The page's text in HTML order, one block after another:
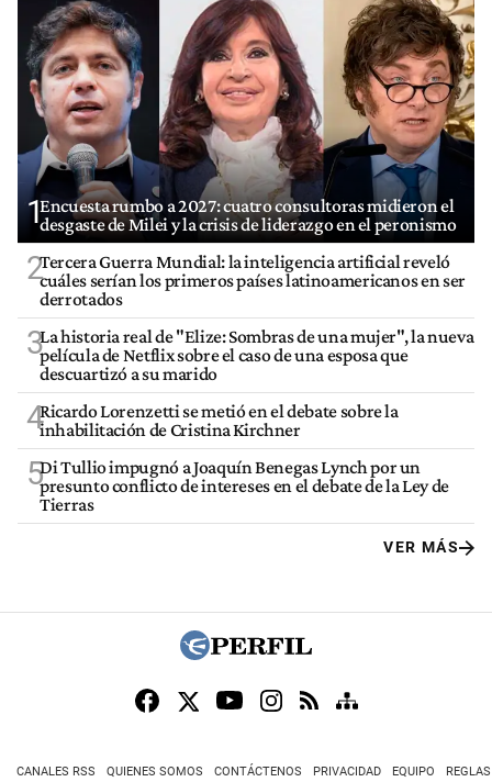
1Encuesta rumbo a 2027: cuatro consultoras midieron el
desgaste de Milei y la crisis de liderazgo en el peronismo
2Tercera Guerra Mundial: la inteligencia artificial reveló
cuáles serían los primeros países latinoamericanos en ser
derrotados
3La historia real de "Elize: Sombras de una mujer", la nueva
película de Netflix sobre el caso de una esposa que
descuartizó a su marido
4Ricardo Lorenzetti se metió en el debate sobre la
inhabilitación de Cristina Kirchner
5Di Tullio impugnó a Joaquín Benegas Lynch por un
presunto conflicto de intereses en el debate de la Ley de
Tierras
VER MÁS
CANALES RSS QUIENES SOMOS CONTÁCTENOS PRIVACIDAD EQUIPO